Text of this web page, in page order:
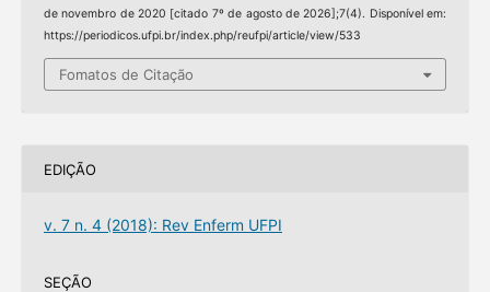
de novembro de 2020 [citado 7º de agosto de 2026];7(4). Disponível em:
https://periodicos.ufpi.br/index.php/reufpi/article/view/533
Fomatos de Citação
EDIÇÃO
v. 7 n. 4 (2018): Rev Enferm UFPI
SEÇÃO